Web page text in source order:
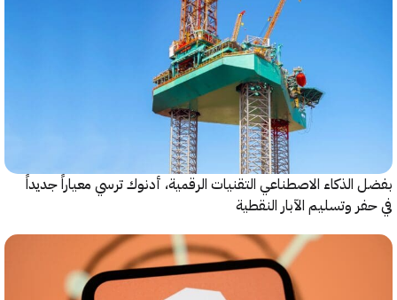
الاصطناعي التقنيات الرقمية، أدنوك ترسي معياراً جديداً
وتسليم الآبار النقطية